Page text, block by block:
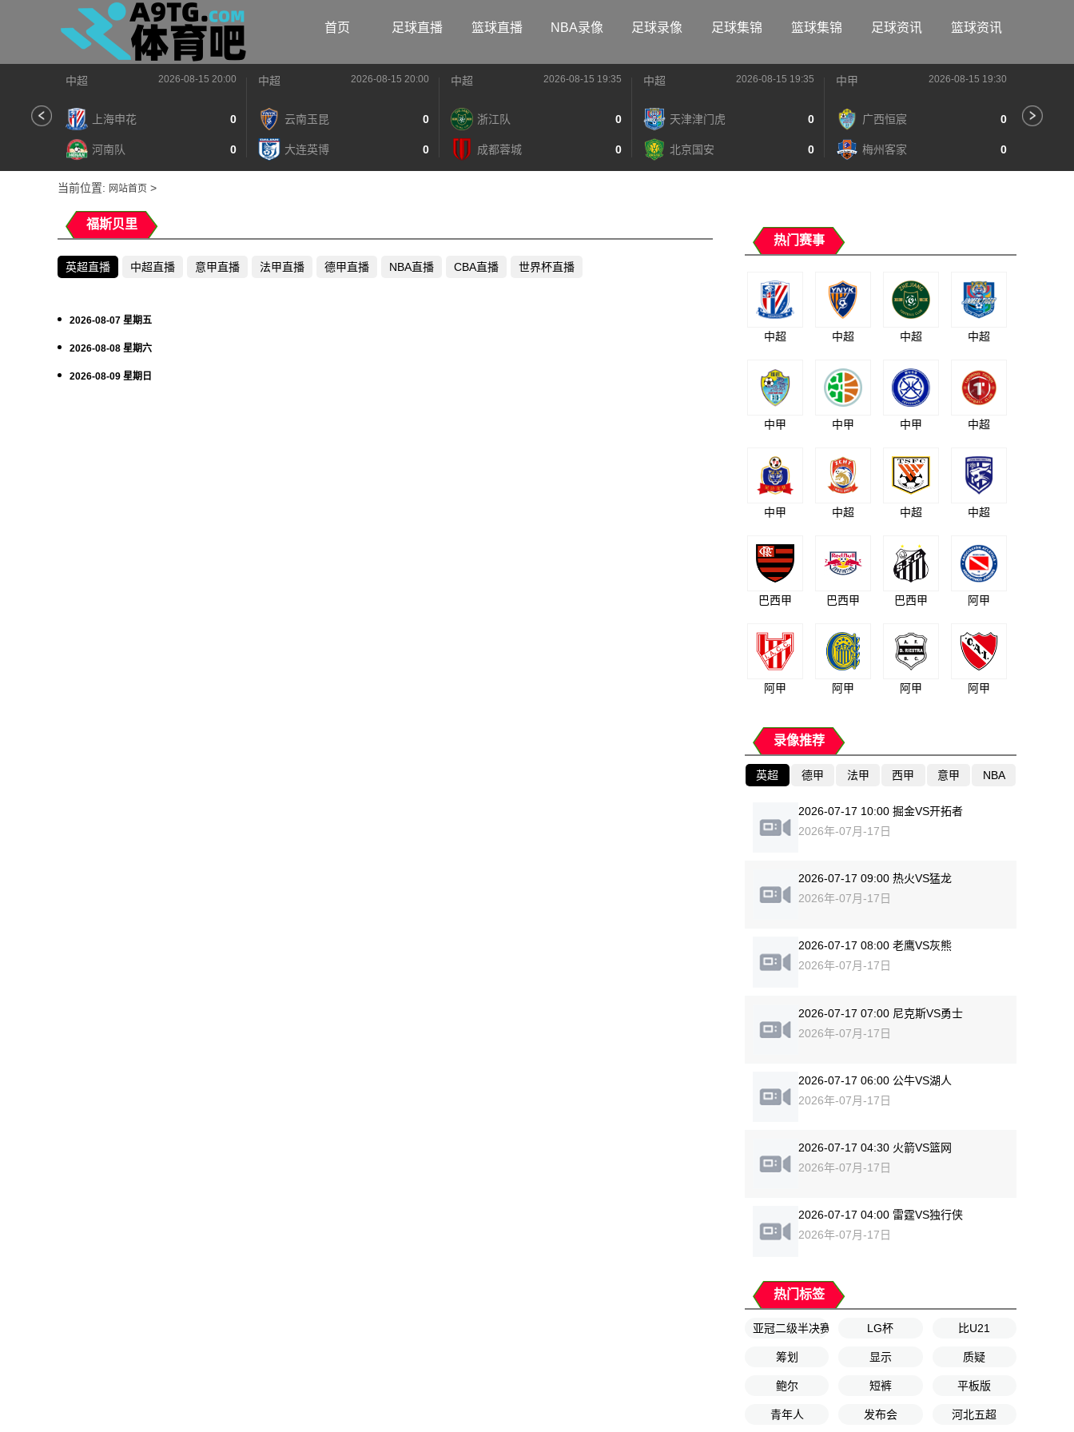
首页 足球直播 篮球直播 NBA录像 足球录像 足球集锦 篮球集锦 足球资讯 篮球资讯
中超 2026-08-15 20:00
上海申花 0
河南队 0
中超 2026-08-15 20:00
云南玉昆 0
大连英博 0
中超 2026-08-15 19:35
浙江队 0
成都蓉城 0
中超 2026-08-15 19:35
天津津门虎 0
北京国安 0
中甲 2026-08-15 19:30
广西恒宸 0
梅州客家 0
当前位置: 网站首页 >
福斯贝里
英超直播 中超直播 意甲直播 法甲直播 德甲直播 NBA直播 CBA直播 世界杯直播
2026-08-07 星期五
2026-08-08 星期六
2026-08-09 星期日
热门赛事
中超 中超 中超 中超
中甲 中甲 中甲 中超
中甲 中超 中超 中超
巴西甲 巴西甲 巴西甲 阿甲
阿甲 阿甲 阿甲 阿甲
录像推荐
英超 德甲 法甲 西甲 意甲 NBA
2026-07-17 10:00 掘金VS开拓者
2026年-07月-17日
2026-07-17 09:00 热火VS猛龙
2026年-07月-17日
2026-07-17 08:00 老鹰VS灰熊
2026年-07月-17日
2026-07-17 07:00 尼克斯VS勇士
2026年-07月-17日
2026-07-17 06:00 公牛VS湖人
2026年-07月-17日
2026-07-17 04:30 火箭VS篮网
2026年-07月-17日
2026-07-17 04:00 雷霆VS独行侠
2026年-07月-17日
热门标签
亚冠二级半决赛 LG杯 比U21
筹划 显示 质疑
鲍尔 短裤 平板版
青年人 发布会 河北五超